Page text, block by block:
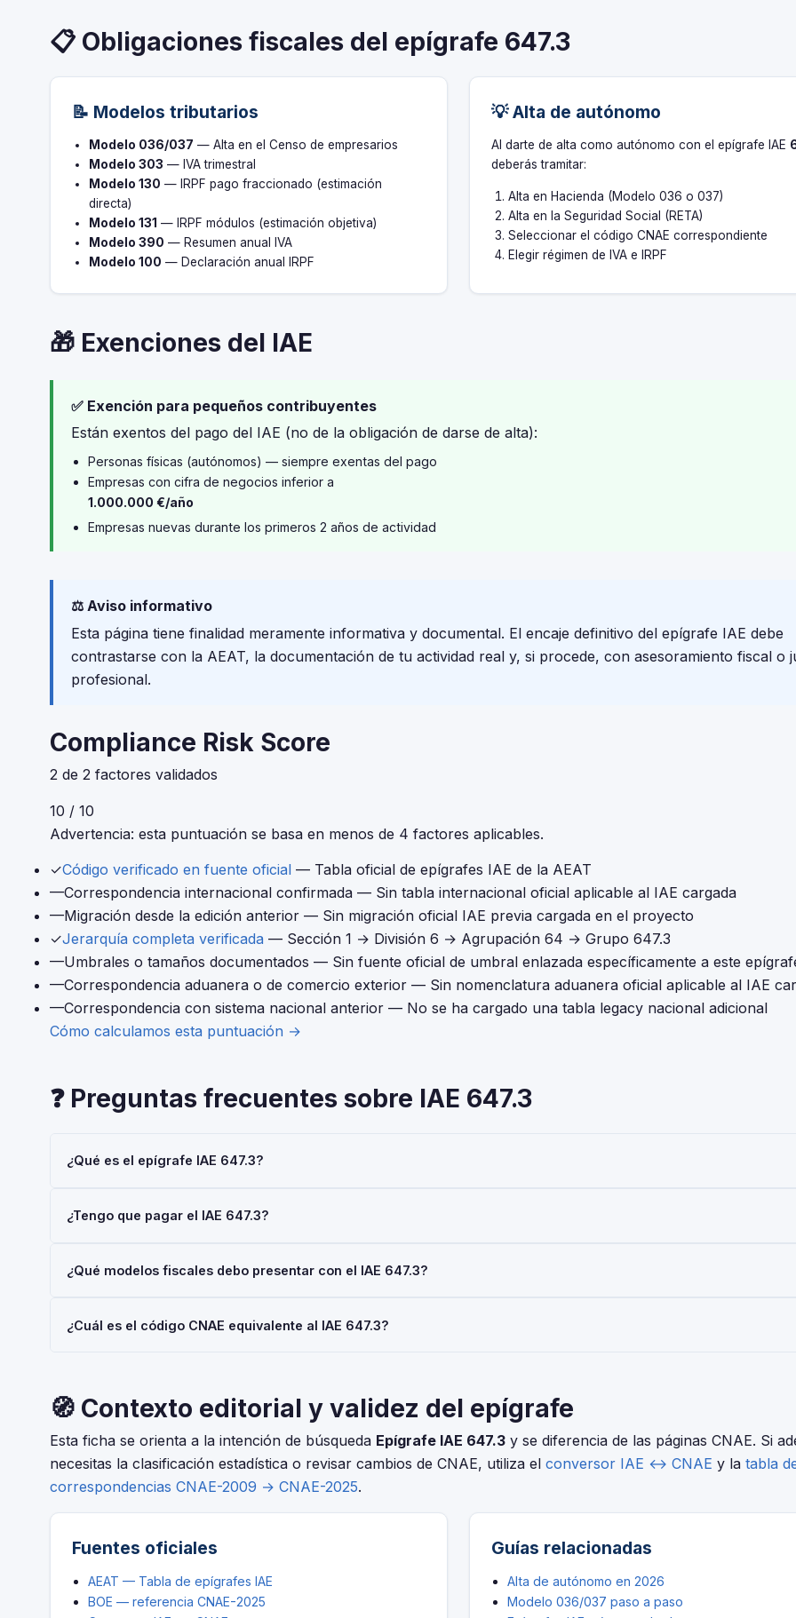
📋 Obligaciones fiscales del epígrafe 647.3
📝 Modelos tributarios
Modelo 036/037 — Alta en el Censo de empresarios
Modelo 303 — IVA trimestral
Modelo 130 — IRPF pago fraccionado (estimación
directa)
Modelo 131 — IRPF módulos (estimación objetiva)
Modelo 390 — Resumen anual IVA
Modelo 100 — Declaración anual IRPF
💡 Alta de autónomo
Al darte de alta como autónomo con el epígrafe IAE
deberás tramitar:
Alta en Hacienda (Modelo 036 o 037)
Alta en la Seguridad Social (RETA)
Seleccionar el código CNAE correspondiente
Elegir régimen de IVA e IRPF
🎁 Exenciones del IAE
✅ Exención para pequeños contribuyentes
Están exentos del pago del IAE (no de la obligación de darse de alta):
Personas físicas (autónomos) — siempre exentas del pago
Empresas con cifra de negocios inferior a
1.000.000 €/año
Empresas nuevas durante los primeros 2 años de actividad
⚖️ Aviso informativo
Esta página tiene finalidad meramente informativa y documental. El encaje definitivo del epígrafe IAE debe
contrastarse con la AEAT, la documentación de tu actividad real y, si procede, con asesoramiento fiscal o
profesional.
Compliance Risk Score
2 de 2 factores validados
10 / 10
Advertencia: esta puntuación se basa en menos de 4 factores aplicables.
✓Código verificado en fuente oficial — Tabla oficial de epígrafes IAE de la AEAT
—Correspondencia internacional confirmada — Sin tabla internacional oficial aplicable al IAE cargada
—Migración desde la edición anterior — Sin migración oficial IAE previa cargada en el proyecto
✓Jerarquía completa verificada — Sección 1 → División 6 → Agrupación 64 → Grupo 647.3
—Umbrales o tamaños documentados — Sin fuente oficial de umbral enlazada específicamente a este
—Correspondencia aduanera o de comercio exterior — Sin nomenclatura aduanera oficial aplicable al IAE
—Correspondencia con sistema nacional anterior — No se ha cargado una tabla legacy nacional adicional
Cómo calculamos esta puntuación →
❓ Preguntas frecuentes sobre IAE 647.3
¿Qué es el epígrafe IAE 647.3?
Actividades Económicas (IAE), gestionado por la AEAT. Toda empresa o autónomo que realice esta actividad debe darse de
¿Tengo que pagar el IAE 647.3?
€/año también están exentas. No obstante, el alta en el IAE es obligatoria para todos al iniciar la actividad económica.
¿Qué modelos fiscales debo presentar con el IAE 647.3?
Consulta con tu asesor fiscal para tu situación concreta.
¿Cuál es el código CNAE equivalente al IAE 647.3?
🧭 Contexto editorial y validez del epígrafe
Esta ficha se orienta a la intención de búsqueda Epígrafe IAE 647.3 y se diferencia de las páginas CNAE. Si
necesitas la clasificación estadística o revisar cambios de CNAE, utiliza el conversor IAE ↔ CNAE y la tabla
correspondencias CNAE-2009 → CNAE-2025.
Fuentes oficiales
AEAT — Tabla de epígrafes IAE
BOE — referencia CNAE-2025
Guías relacionadas
Alta de autónomo en 2026
Modelo 036/037 paso a paso